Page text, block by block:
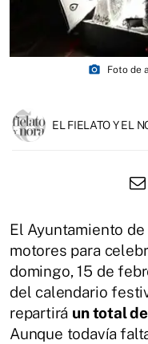
photo_camera Foto de
EL FIELATO Y EL
El Ayuntamiento
motores para
domingo, 15 de
del calendario
repartirá un total
Aunque todavía